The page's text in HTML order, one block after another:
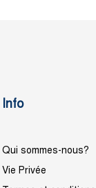
Info
Qui sommes-nous?
Vie Privée